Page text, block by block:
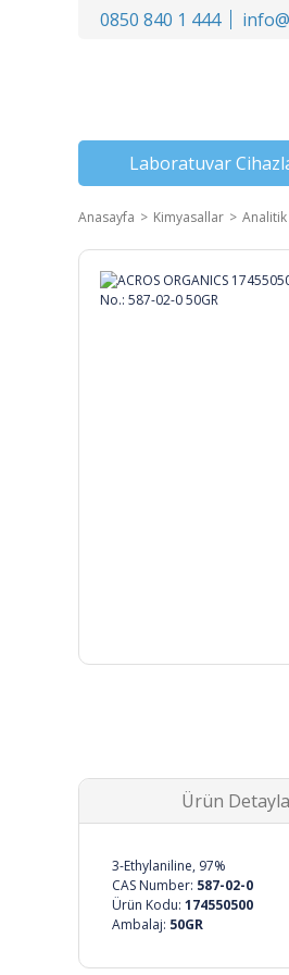
0850 840 1 444
Laboratuvar
Anasayfa Kimyasallar
Ürün
3-Ethylaniline, 97%
CAS Number: 587-02-0
Ürün Kodu: 174550500
Ambalaj: 50GR